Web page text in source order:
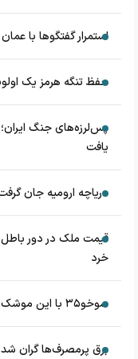
استمرار گفتگوها با
حفظ تنگه هرمز یک
پس‌لرزه‌های جنگ
یافت
دریاچه ارومیه جان گرفت؛ ورود بیش
قیمت ملک در دور
خرد
سوخو۳۵ با این موشک‌ها به ناوهای‌جنگی حمله می‌کند
برق پرمصرف‌ها گران شد